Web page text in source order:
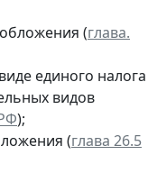
(глава.
единого налога
видов
);
(глава 26.5